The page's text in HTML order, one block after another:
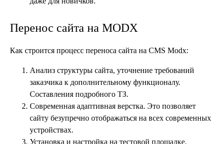
Перенос сайта на MODX
Как строится процесс переноса сайта на CMS Modx:
Анализ структуры сайта, уточнение требований
заказчика к дополнительному функционалу.
Составления подробного ТЗ.
Современная адаптивная верстка. Это позволяет
сайту безупречно отображаться на всех современных
устройствах.
Установка и настройка на тестовой площадке.